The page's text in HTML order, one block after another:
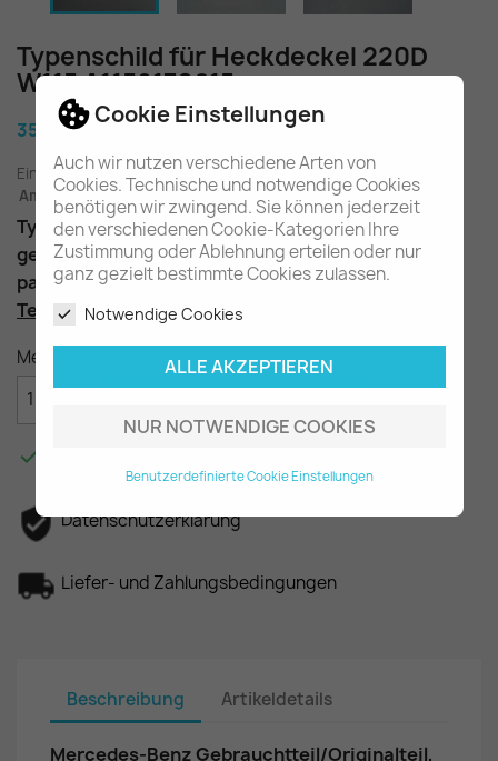
Cookie Einstellungen
Auch wir nutzen verschiedene Arten von
Cookies. Technische und notwendige Cookies
benötigen wir zwingend. Sie können jederzeit
den verschiedenen Cookie-Kategorien Ihre
Zustimmung oder Ablehnung erteilen oder nur
ganz gezielt bestimmte Cookies zulassen.
Notwendige Cookies
ALLE AKZEPTIEREN
NUR NOTWENDIGE COOKIES
Benutzerdefinierte Cookie Einstellungen
Typenschild für Heckdeckel 220D
W115 A1158170615
35,80 €
Einschl. gesetzl. MwSt.
zuzügl. Versandkosten
Am Lager - In 2-3 Tagen bei Ihnen (Inland)
Typenschild "220D" für Heckdeckel
gebrauchter Zustand, schön erhalten
passend für den 220D W115
Teilenummer: A1158170615, ca. 227mm
Menge

Datenschutzerklärung
Liefer- und Zahlungsbedingungen
Beschreibung Artikeldetails
Mercedes-Benz Gebrauchtteil/Originalteil,